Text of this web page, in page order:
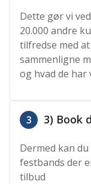
Dette gør vi
20.000 andre
tilfredse med
sammenligne
og hvad de
3 3) Book
Dermed kan
festbands der
tilbud